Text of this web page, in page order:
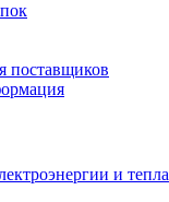
поставщиков
и тепла